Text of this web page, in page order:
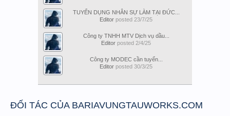
TUYỂN DỤNG NHÂN SỰ LÀM TẠI ĐỨC...
Editor posted 23/7/25
Công ty TNHH MTV Dịch vụ dầu...
Editor posted 2/4/25
Công ty MODEC cần tuyển...
Editor posted 30/3/25
ĐỐI TÁC CỦA BARIAVUNGTAUWORKS.COM